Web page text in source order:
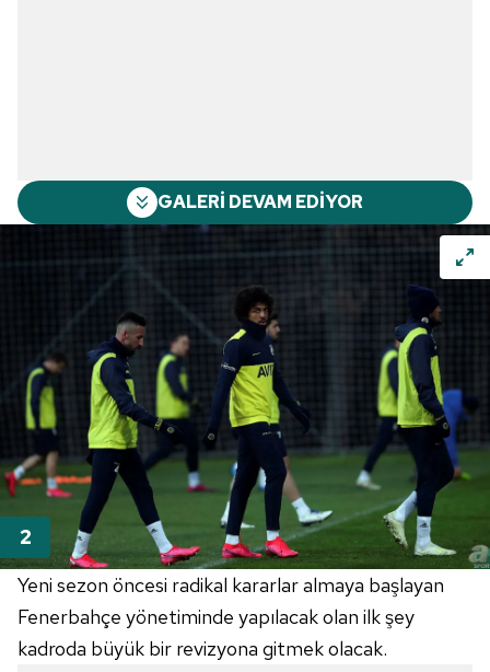
GALERİ DEVAM EDİYOR
Yeni sezon öncesi radikal kararlar almaya başlayan
Fenerbahçe yönetiminde yapılacak olan ilk şey
kadroda büyük bir revizyona gitmek olacak.